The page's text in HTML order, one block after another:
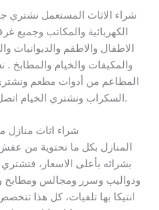
شراء الاثاث المستعمل نشتري
الكهربائية والمكاتب وجميع
الاطفال والاطقم والديوانيات
والمكيفات والخيام والمطابخ
المطاعم من أدوات مطعم
السكراب ونشتري الخيام اتصل بنا يصلك مندوبنا اينما كنت.
شراء اثاث منازل
المنازل بكل ما تحتوية من
بشرائه بأعلى الاسعار،
ودواليب وسرر ومجالس ومطابخ
انتيكا بها تلفيات، كل هذا